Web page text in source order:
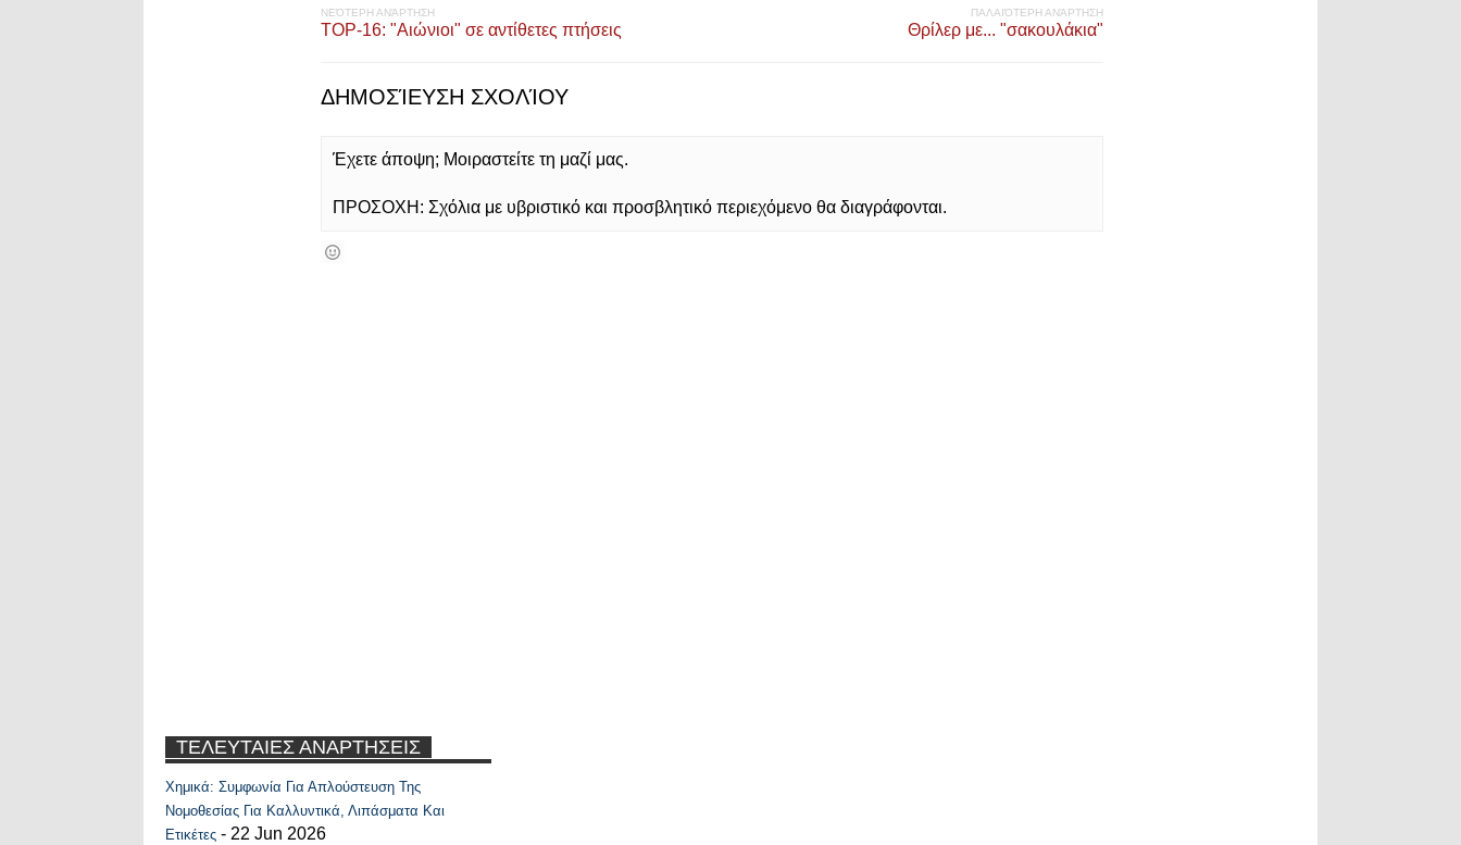
ΝΕΌΤΕΡΗ ΑΝΆΡΤΗΣΗ
TOP-16: "Αιώνιοι" σε αντίθετες πτήσεις
ΠΑΛΑΙΌΤΕΡΗ ΑΝΆΡΤΗΣΗ
Θρίλερ με... "σακουλάκια"
ΔΗΜΟΣΊΕΥΣΗ ΣΧΟΛΊΟΥ
Έχετε άποψη; Μοιραστείτε τη μαζί μας.
ΠΡΟΣΟΧΗ: Σχόλια με υβριστικό και προσβλητικό περιεχόμενο θα διαγράφονται.
ΤΕΛΕΥΤΑΙΕΣ ΑΝΑΡΤΗΣΕΙΣ
Recent Posts Widget
Χημικά: Συμφωνία Για Απλούστευση Της
Νομοθεσίας Για Καλλυντικά, Λιπάσματα Και
Ετικέτες - 22 Jun 2026